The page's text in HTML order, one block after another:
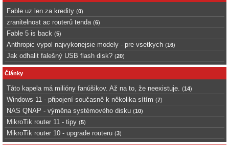
Fable uz len za kredity (0)
zranitelnost ac routerů tenda (6)
Fable 5 is back (5)
Anthropic vypol najvykonejsie modely - pre vsetkych (16)
Jak odhalit falešný USB flash disk? (20)
Články
Táto kapela má milióny fanúšikov. Až na to, že neexistuje. (14)
Windows 11 - připojení současně k několika sítím (7)
NAS QNAP - výměna systémového disku (10)
MikroTik router 11 - tipy (5)
MikroTik router 10 - upgrade routeru (3)